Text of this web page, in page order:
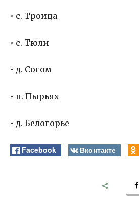
• с. Троица
• с. Тюли
• д. Согом
• п. Пырьях
• д. Белогорье
Facebook Вконтакте